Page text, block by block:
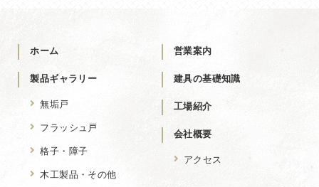
ホーム
製品ギャラリー
無垢戸
フラッシュ戸
格子・障子
木工製品・その他
営業案内
建具の基礎知識
工場紹介
会社概要
アクセス